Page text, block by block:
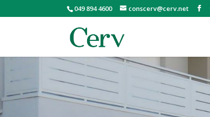
049 894 4600 conscerv@cerv.net